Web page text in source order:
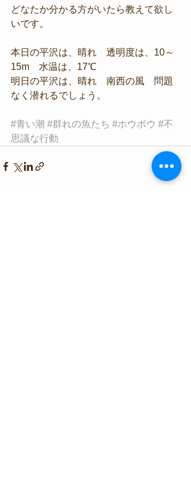
どなたか分かる方がいたら教えて欲し
いです。
本日の平沢は、晴れ　透明度は、10～
15m　水温は、17℃
明日の平沢は、晴れ　南西の風　問題
なく潜れるでしょう。
#青い潮 #群れの魚たち #ホウボウ #不
思議な行動